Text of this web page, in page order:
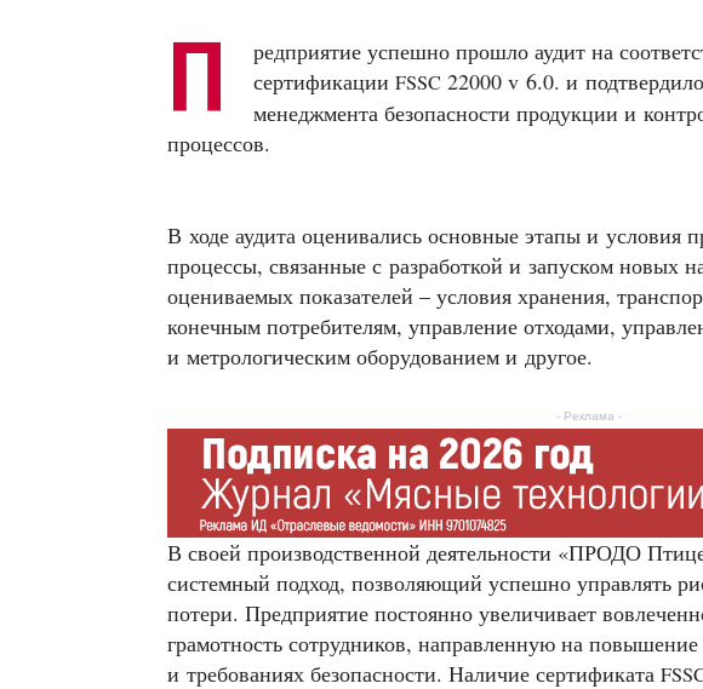
П
редприятие успешно прошло аудит на
сертификации FSSC 22000 v 6.0. и
менеджмента безопасности продукции и
процессов.
В ходе аудита оценивались основные этапы и условия
процессы, связанные с разработкой и запуском новых
оцениваемых показателей – условия хранения,
конечным потребителям, управление отходами,
и метрологическим оборудованием и другое.
- Реклама -
В своей производственной деятельности «ПРОДО
системный подход, позволяющий успешно управлять
потери. Предприятие постоянно увеличивает
грамотность сотрудников, направленную на
и требованиях безопасности. Наличие сертификата